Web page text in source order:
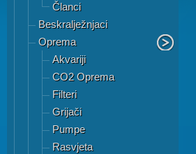
Članci
Beskralježnjaci
Oprema
Akvariji
CO2 Oprema
Filteri
Grijači
Pumpe
Rasvjeta